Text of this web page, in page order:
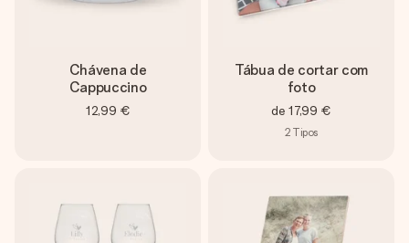
Chávena de
Cappuccino
12,99 €
Tábua de cortar com
foto
de 17,99 €
2 Tipos